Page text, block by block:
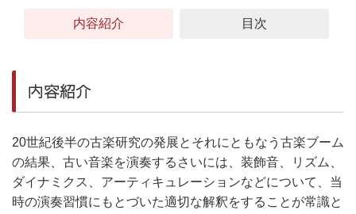
内容紹介 目次
内容紹介
20世紀後半の古楽研究の発展とそれにともなう古楽ブーム
の結果、古い音楽を演奏するさいには、装飾音、リズム、
ダイナミクス、アーティキュレーションなどについて、当
時の演奏習慣にもとづいた適切な解釈をすることが常識と